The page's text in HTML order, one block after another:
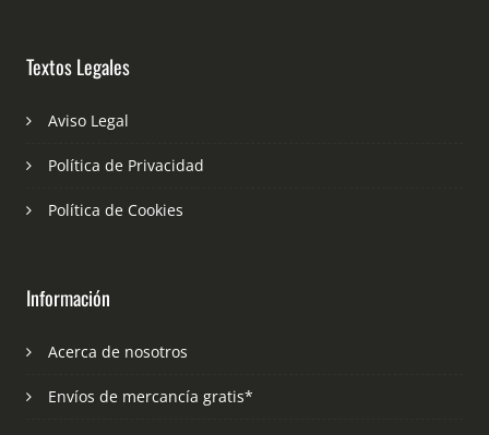
Textos Legales
Aviso Legal
Política de Privacidad
Política de Cookies
Información
Acerca de nosotros
Envíos de mercancía gratis*